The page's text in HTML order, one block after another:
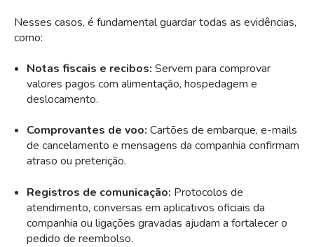
Nesses casos, é fundamental guardar todas as evidências,
como:
Notas fiscais e recibos: Servem para comprovar
valores pagos com alimentação, hospedagem e
deslocamento.
Comprovantes de voo: Cartões de embarque, e-mails
de cancelamento e mensagens da companhia confirmam
atraso ou preterição.
Registros de comunicação: Protocolos de
atendimento, conversas em aplicativos oficiais da
companhia ou ligações gravadas ajudam a fortalecer o
pedido de reembolso.